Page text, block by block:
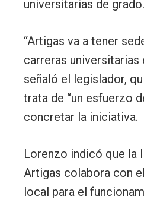
universitarias de grado.
“Artigas va a tener
carreras universitarias
señaló el legislador,
trata de “un esfuerzo
concretar la iniciativa.
Lorenzo indicó que la
Artigas colabora con
local para el